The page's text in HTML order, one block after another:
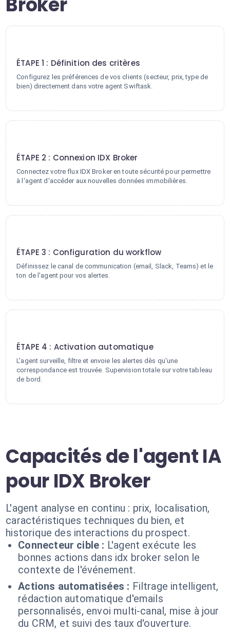
ÉTAPE 1 : Définition des critères
Configurez les préférences de vos clients (secteur, prix, type de
bien) directement dans votre agent Swiftask.
ÉTAPE 2 : Connexion IDX Broker
Connectez votre flux IDX Broker en toute sécurité pour permettre
à l'agent d'accéder aux nouvelles données immobilières.
ÉTAPE 3 : Configuration du workflow
Définissez le canal de communication (email, Slack, Teams) et le
ton de l'agent pour vos alertes.
ÉTAPE 4 : Activation automatique
L'agent surveille, filtre et envoie les alertes dès qu'une
correspondance est trouvée. Supervision totale sur votre tableau
de bord.
Capacités de l'agent IA
pour IDX Broker
L'agent analyse en continu : prix, localisation,
caractéristiques techniques du bien, et
historique des interactions du prospect.
Connecteur cible : L'agent exécute les
bonnes actions dans idx broker selon le
contexte de l'événement.
Actions automatisées : Filtrage intelligent,
rédaction automatique d'emails
personnalisés, envoi multi-canal, mise à jour
du CRM, et suivi des taux d'ouverture.